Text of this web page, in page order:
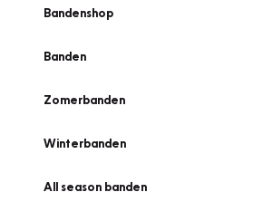
Bandenshop
Banden
Zomerbanden
Winterbanden
All season banden